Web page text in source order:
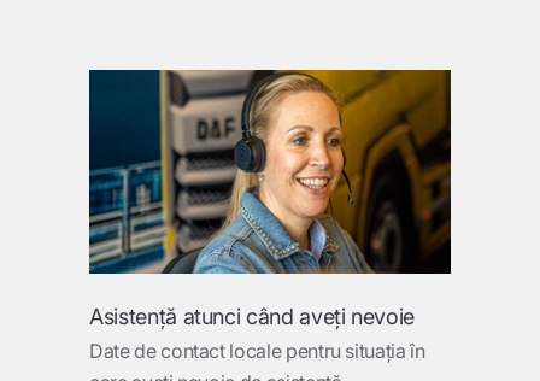
Asistenţă atunci când aveţi nevoie
Date de contact locale pentru situaţia în